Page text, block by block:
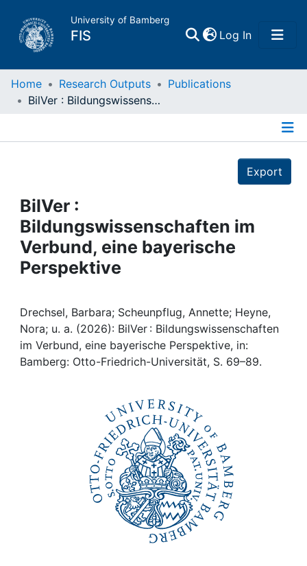
University of Bamberg
FIS Log In(current)
Home
Projects
People
Institutions
Awards
My FIS
Home Research Outputs
Publications
BilVer : Bildungswissenschaften im Verbund, eine bayerische Perspektive
Export
BilVer :
Bildungswissenschaften im
Verbund, eine bayerische
Perspektive
Drechsel, Barbara; Scheunpflug, Annette; Heyne,
Nora; u. a. (2026): BilVer : Bildungswissenschaften
im Verbund, eine bayerische Perspektive, in:
Bamberg: Otto-Friedrich-Universität, S. 69–89.